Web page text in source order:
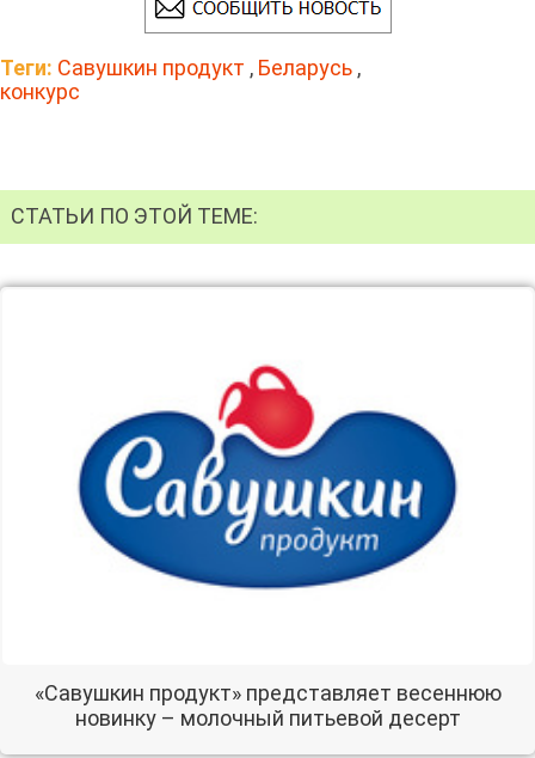
Теги: Савушкин продукт , Беларусь ,
конкурс
СТАТЬИ ПО ЭТОЙ ТЕМЕ:
«Савушкин продукт» представляет весеннюю
новинку – молочный питьевой десерт